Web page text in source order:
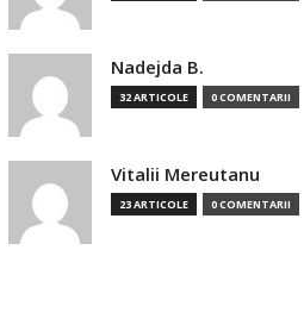
Nadejda B.
32 ARTICOLE 0 COMENTARII
Vitalii Mereutanu
23 ARTICOLE 0 COMENTARII